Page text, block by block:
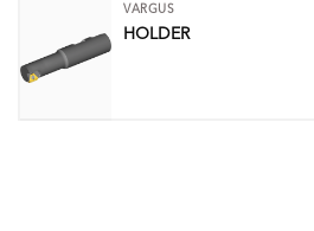
VARGUS
HOLDER